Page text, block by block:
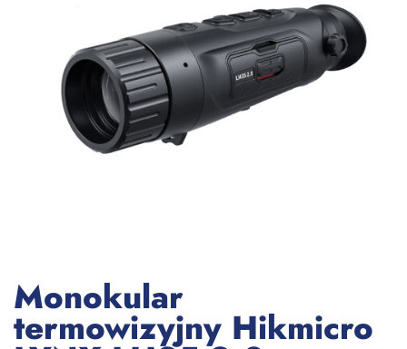
Monokular
termowizyjny Hikmicro